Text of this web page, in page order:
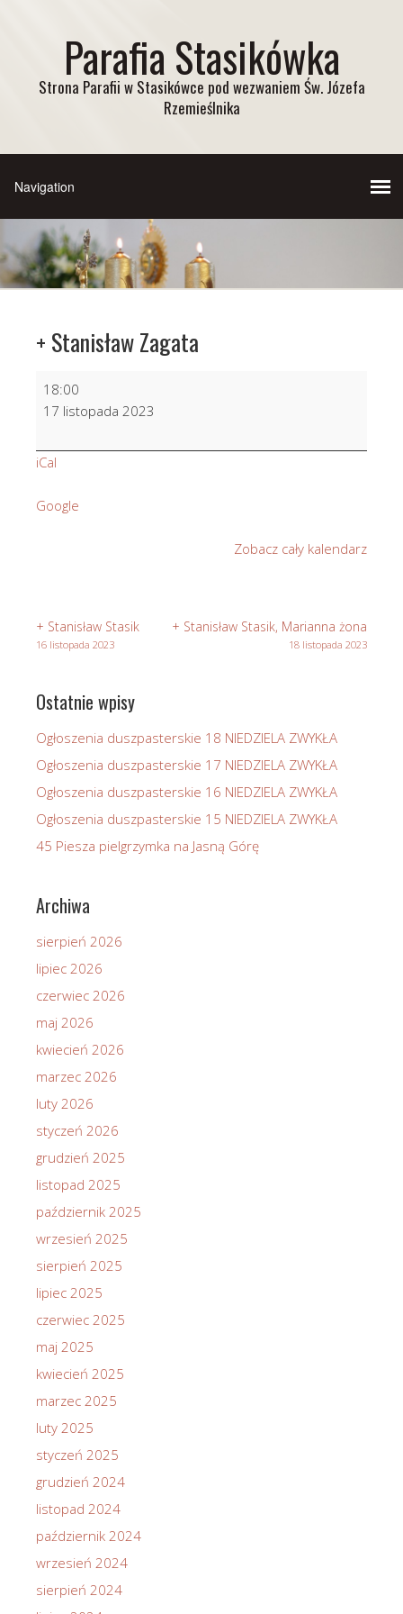
Parafia Stasikówka
Strona Parafii w Stasikówce pod wezwaniem Św. Józefa
Rzemieślnika
+ Stanisław Zagata
Stanisław
18:00
17 listopada 2023
iCal
Google
Zobacz cały kalendarz
+ Stanisław Stasik
16 listopada 2023
+ Stanisław Stasik, Marianna żona
18 listopada 2023
Ostatnie wpisy
Ogłoszenia duszpasterskie 18 NIEDZIELA ZWYKŁA
Ogłoszenia duszpasterskie 17 NIEDZIELA ZWYKŁA
Ogłoszenia duszpasterskie 16 NIEDZIELA ZWYKŁA
Ogłoszenia duszpasterskie 15 NIEDZIELA ZWYKŁA
45 Piesza pielgrzymka na Jasną Górę
Archiwa
sierpień 2026
lipiec 2026
czerwiec 2026
maj 2026
kwiecień 2026
marzec 2026
luty 2026
styczeń 2026
grudzień 2025
listopad 2025
październik 2025
wrzesień 2025
sierpień 2025
lipiec 2025
czerwiec 2025
maj 2025
kwiecień 2025
marzec 2025
luty 2025
styczeń 2025
grudzień 2024
listopad 2024
październik 2024
wrzesień 2024
sierpień 2024